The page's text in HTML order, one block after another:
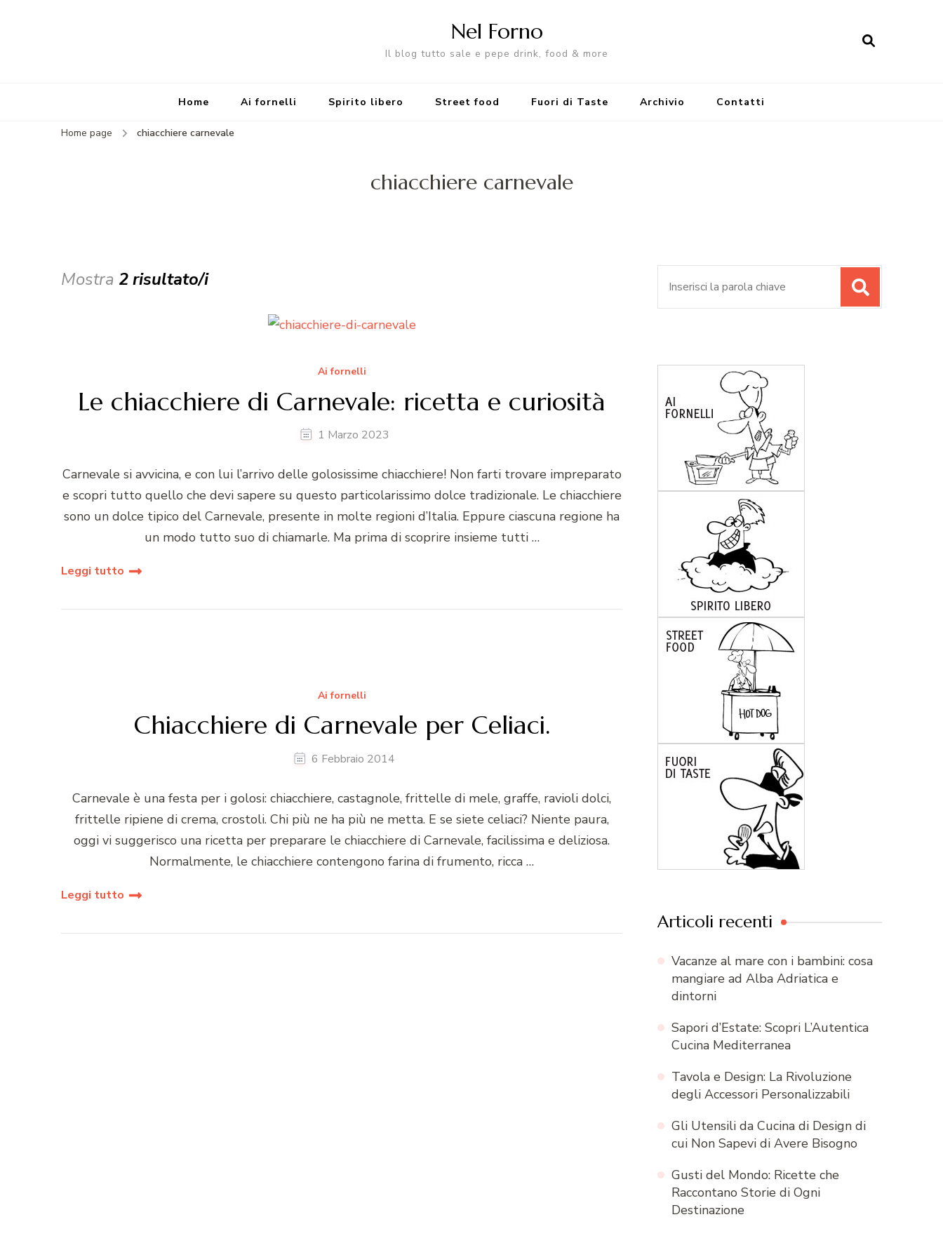
Nel Forno
Il blog tutto sale e pepe drink, food & more
Home Ai fornelli Spirito libero Street food Fuori di Taste Archivio Contatti
Home page chiacchiere carnevale
chiacchiere carnevale
Mostra 2 risultato/i
Ai fornelli
Le chiacchiere di Carnevale: ricetta e curiosità
1 Marzo 2023
Carnevale si avvicina, e con lui l’arrivo delle golosissime chiacchiere! Non farti trovare impreparato
e scopri tutto quello che devi sapere su questo particolarissimo dolce tradizionale. Le chiacchiere
sono un dolce tipico del Carnevale, presente in molte regioni d’Italia. Eppure ciascuna regione ha
un modo tutto suo di chiamarle. Ma prima di scoprire insieme tutti …
Leggi tutto
Ai fornelli
Chiacchiere di Carnevale per Celiaci.
6 Febbraio 2014
Carnevale è una festa per i golosi: chiacchiere, castagnole, frittelle di mele, graffe, ravioli dolci,
frittelle ripiene di crema, crostoli. Chi più ne ha più ne metta. E se siete celiaci? Niente paura,
oggi vi suggerisco una ricetta per preparare le chiacchiere di Carnevale, facilissima e deliziosa.
Normalmente, le chiacchiere contengono farina di frumento, ricca …
Leggi tutto
Articoli recenti
Vacanze al mare con i bambini: cosa
mangiare ad Alba Adriatica e
dintorni
Sapori d’Estate: Scopri L’Autentica
Cucina Mediterranea
Tavola e Design: La Rivoluzione
degli Accessori Personalizzabili
Gli Utensili da Cucina di Design di
cui Non Sapevi di Avere Bisogno
Gusti del Mondo: Ricette che
Raccontano Storie di Ogni
Destinazione